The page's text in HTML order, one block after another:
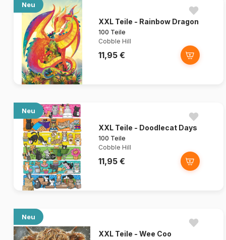
Neu
XXL Teile - Rainbow Dragon
100 Teile
Cobble Hill
11,95 €
Neu
XXL Teile - Doodlecat Days
100 Teile
Cobble Hill
11,95 €
Neu
XXL Teile - Wee Coo